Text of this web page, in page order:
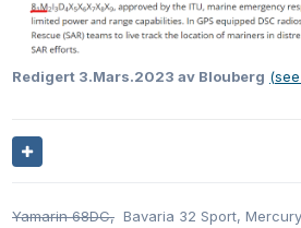
Redigert 3.Mars.2023 av Blouberg
Yamarin 68DC, Bavaria 32 Sport,